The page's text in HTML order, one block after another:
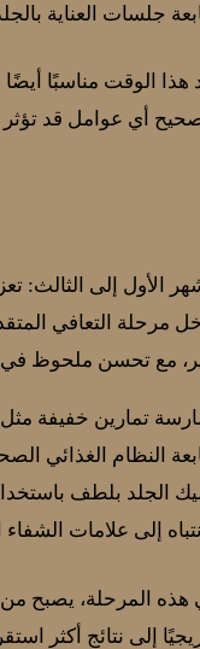
جلسات العناية
هذا الوقت مناسبًا
أي عوامل قد تؤثر
الأول إلى الثالث:
مرحلة التعافي
مع تحسن ملحوظ في
تمارين خفيفة
النظام الغذائي
الجلد بلطف
إلى علامات
هذه المرحلة، يصبح من
إلى نتائج أكثر